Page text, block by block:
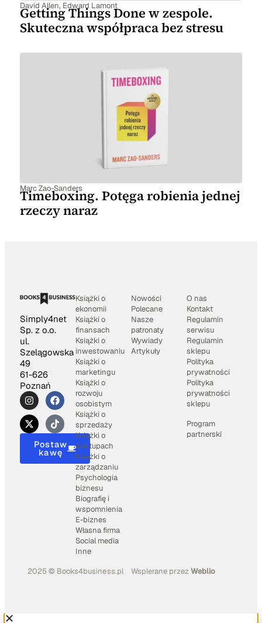
David Allen, Edward Lamont
Getting Things Done w zespole.
Skuteczna współpraca bez stresu
Marc Zao-Sanders
Timeboxing. Potęga robienia jednej
rzeczy naraz
Simply4net
Sp. z o.o.
ul.
Szelągowska
49
61-626
Poznań
Postaw
kawę
Książki o
ekonomii
Książki o
finansach
Książki o
inwestowaniu
Książki o
marketingu
Książki o
rozwoju
osobistym
Książki o
sprzedaży
Książki o
startupach
Książki o
zarządzaniu
Psychologia
biznesu
Biografię i
wspomnienia
E-biznes
Własna firma
Social media
Inne
Nowości
Polecane
Nasze
patronaty
Wywiady
Artykuły
O nas
Kontakt
Regulamin
serwisu
Regulamin
sklepu
Polityka
prywatności
Polityka
prywatności
sklepu
Program
partnerski
2025 © Books4business.pl Wspierane przezWeblio